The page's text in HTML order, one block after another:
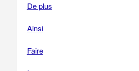
De plus
Ainsi
Faire